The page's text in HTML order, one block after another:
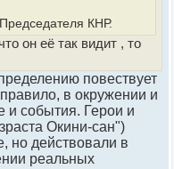
КНР.
он её так видит , то
повествует
в окружении и
и события. Герои и
Окини-сан")
но действовали в
реальных